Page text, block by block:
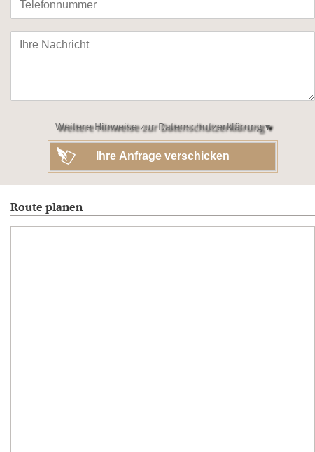
Bitte
lasse
leer.
Weitere Hinweise zur Datenschutzerklärung ▾
Route planen